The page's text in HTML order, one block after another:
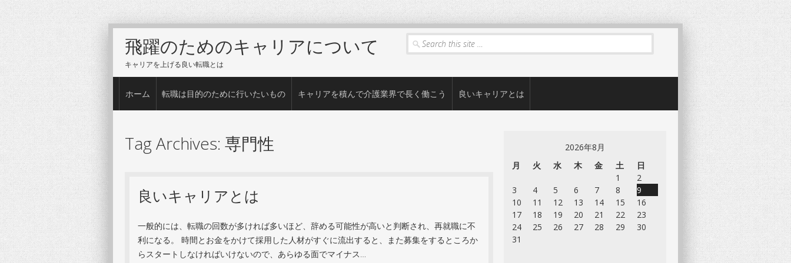
飛躍のためのキャリアについて
キャリアを上げる良い転職とは
Search
Menu
Skip to content
ホーム 転職は目的のために行いたいもの キャリアを積んで介護業界で長く働こう 良いキャリアとは
Tag Archives: 専門性
良いキャリアとは
一般的には、転職の回数が多ければ多いほど、辞める可能性が高いと判断され、再就職に不
利になる。 時間とお金をかけて採用した人材がすぐに流出すると、また募集をするところか
らスタートしなければいけないので、あらゆる面でマイナス…
2026年8月
月
火 水 木 金 土
日
1
2
3
4 5 6 7 8
9
10
11 12 13 14 15
16
17
18 19 20 21 22
23
24
25 26 27 28 29
30
31